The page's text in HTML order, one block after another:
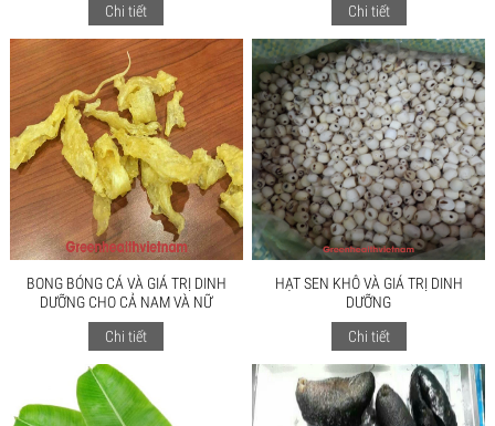
Chi tiết
Chi tiết
BONG BÓNG CÁ VÀ GIÁ TRỊ DINH
DƯỠNG CHO CẢ NAM VÀ NỮ
Chi tiết
HẠT SEN KHÔ VÀ GIÁ TRỊ DINH
DƯỠNG
Chi tiết